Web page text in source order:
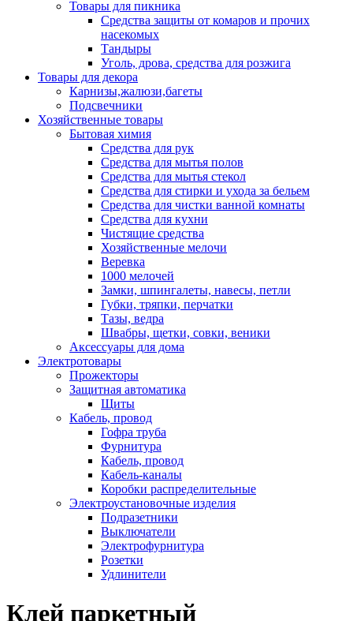
Товары для пикника
Средства защиты от комаров и прочих
насекомых
Тандыры
Уголь, дрова, средства для розжига
Товары для декора
Карнизы,жалюзи,багеты
Подсвечники
Хозяйственные товары
Бытовая химия
Средства для рук
Средства для мытья полов
Средства для мытья стекол
Средства для стирки и ухода за бельем
Средства для чистки ванной комнаты
Средства для кухни
Чистящие средства
Хозяйственные мелочи
Веревка
1000 мелочей
Замки, шпингалеты, навесы, петли
Губки, тряпки, перчатки
Тазы, ведра
Швабры, щетки, совки, веники
Аксессуары для дома
Электротовары
Прожекторы
Защитная автоматика
Щиты
Кабель, провод
Гофра труба
Фурнитура
Кабель, провод
Кабель-каналы
Коробки распределительные
Электроустановочные изделия
Подразетники
Выключатели
Электрофурнитура
Розетки
Удлинители
Клей паркетный